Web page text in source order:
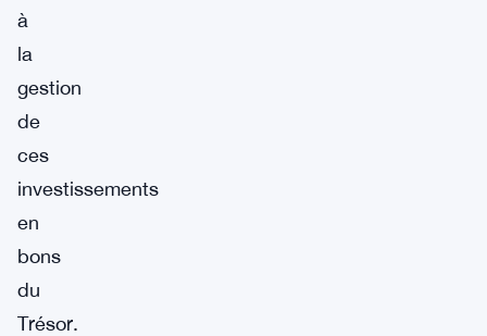
à
la
gestion
de
ces
investissements
en
bons
du
Trésor.